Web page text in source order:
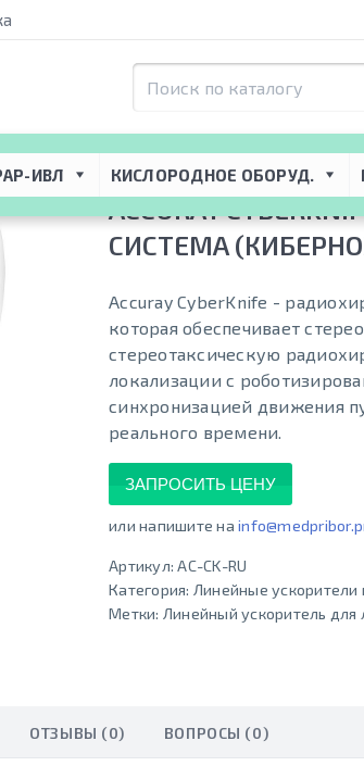
ИВЛ КИСЛОРОДНОЕ ОБОРУД.
ACCURAY
СИСТЕМА
Accuray CyberKnife -
которая обеспечивает
стереотаксическую
локализации с
синхронизацией движения
реального времени.
ЗАПРОСИТЬ ЦЕНУ
или напишите на
Артикул:AC-CK-RU
Категория: Линейные ускорители
Метки: Линейный ускоритель для
ОТЗЫВЫ (0) ВОПРОСЫ (0)